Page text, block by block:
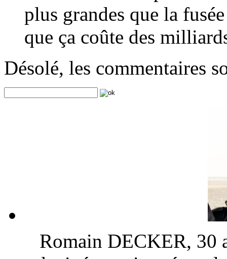
plus grandes que la
que ça coûte des
Désolé, les commentaires
Romain DECKER, 30